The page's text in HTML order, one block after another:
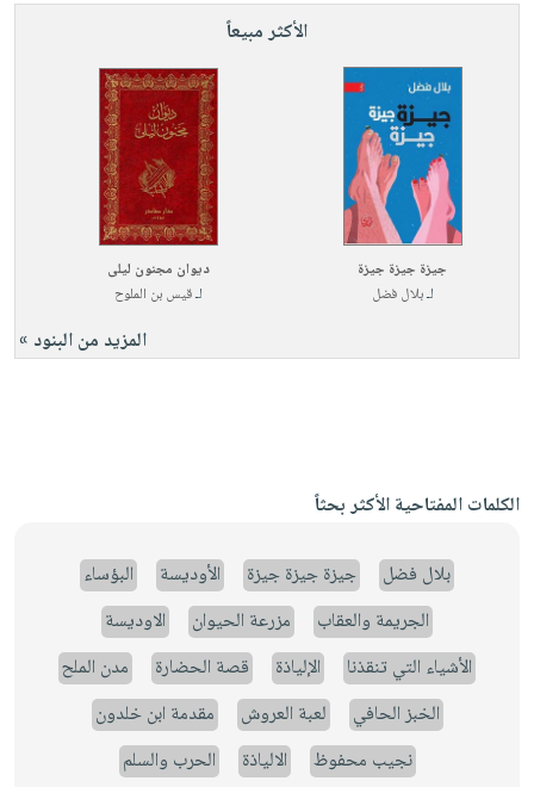
الأكثر مبيعاً
جيزة جيزة جيزة
لـبلال فضل
ديوان مجنون ليلى
لـقيس بن الملوح
المزيد من البنود »
الكلمات المفتاحية الأكثر بحثاً
بلال فضل جيزة جيزة جيزة الأوديسة
البؤساء
الجريمة والعقاب
مزرعة الحيوان
الاوديسة
الأشياء التي تنقذنا
الإلياذة قصة الحضارة
مدن الملح
الخبز الحافي
لعبة العروش
مقدمة ابن خلدون
نجيب محفوظ
الالياذة الحرب والسلم